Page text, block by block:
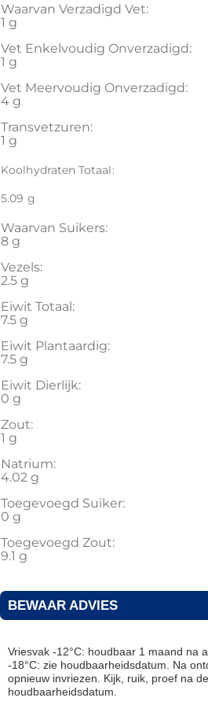
Waarvan Verzadigd Vet:
1 g
Vet Enkelvoudig Onverzadigd:
1 g
Vet Meervoudig Onverzadigd:
4 g
Transvetzuren:
1 g
Koolhydraten Totaal:
5.09 g
Waarvan Suikers:
8 g
Vezels:
2.5 g
Eiwit Totaal:
7.5 g
Eiwit Plantaardig:
7.5 g
Eiwit Dierlijk:
0 g
Zout:
1 g
Natrium:
4.02 g
Toegevoegd Suiker:
0 g
Toegevoegd Zout:
9.1 g
BEWAAR ADVIES
Vriesvak -12°C: houdbaar 1 maand na
-18°C: zie houdbaarheidsdatum. Na
opnieuw invriezen. Kijk, ruik, proef na de
houdbaarheidsdatum.